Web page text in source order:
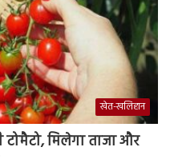
खेत-खलिहान
मिलेगा ताजा और